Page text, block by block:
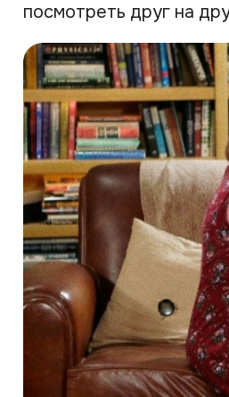
посмотреть друг на